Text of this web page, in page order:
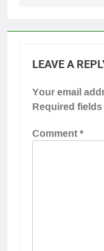
LEAVE A
Your email
Required
Comment*